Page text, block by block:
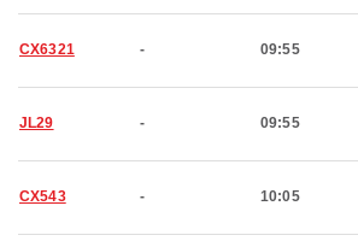
CX6321 - 09:55
JL29 - 09:55
CX543 - 10:05